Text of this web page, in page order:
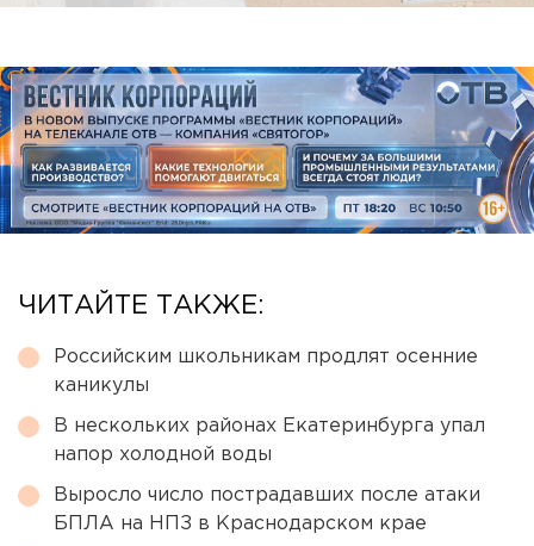
ЧИТАЙТЕ ТАКЖЕ:
Российским школьникам продлят осенние
каникулы
В нескольких районах Екатеринбурга упал
напор холодной воды
Выросло число пострадавших после атаки
БПЛА на НПЗ в Краснодарском крае